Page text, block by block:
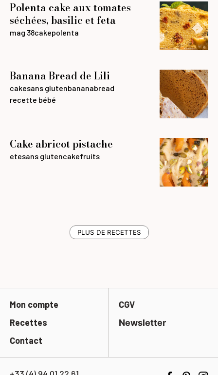
Polenta cake aux tomates
séchées, basilic et feta
mag 38cakepolenta
Banana Bread de Lili
cakesans glutenbananabread
recette bébé
Cake abricot pistache
etesans glutencakefruits
PLUS DE RECETTES
Mon compte
Recettes
Contact
CGV
Newsletter